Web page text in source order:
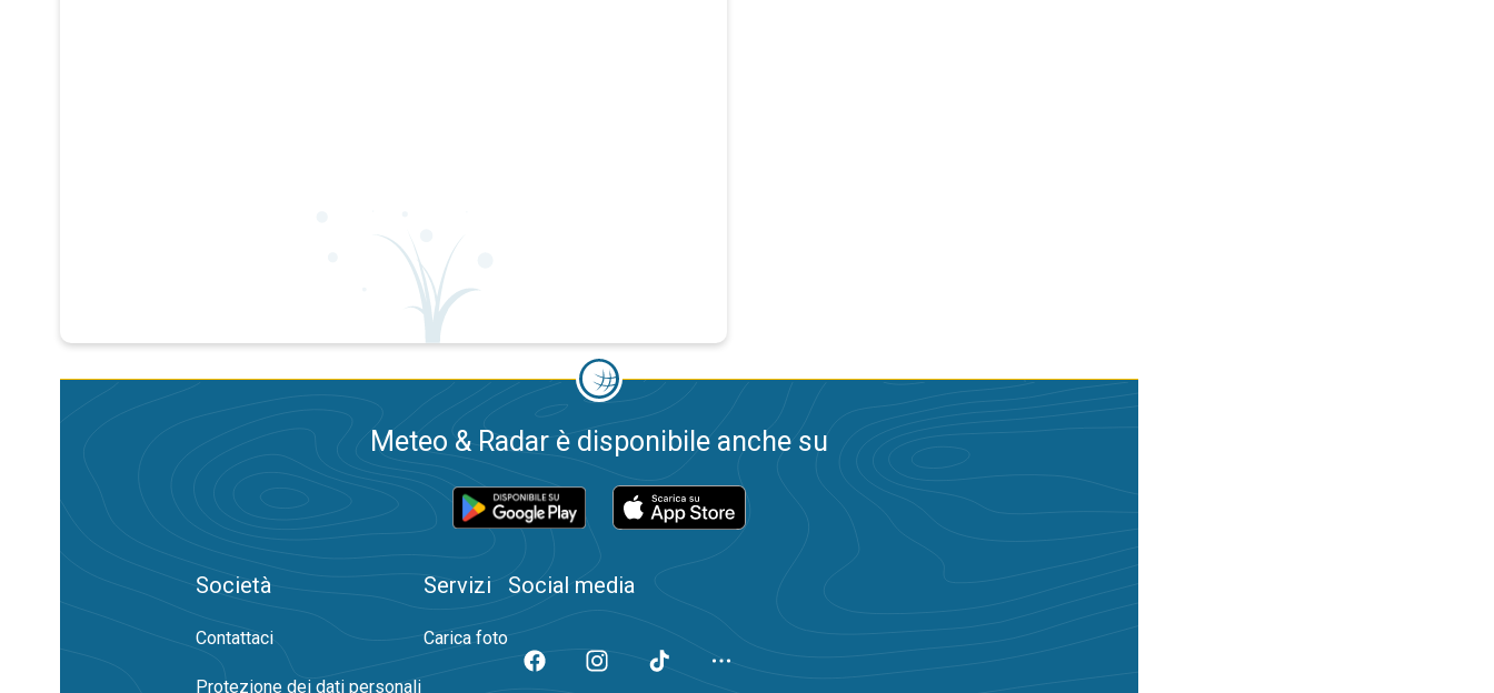
Meteo & Radar è disponibile anche su
Società
Contattaci
Protezione dei dati personali
Servizi
Carica foto
Social media